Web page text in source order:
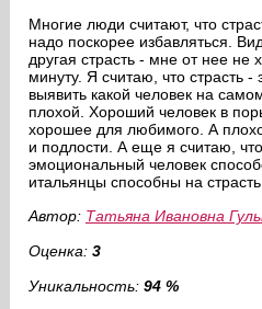
Многие люди считают, что
надо поскорее избавляться.
другая страсть - мне от нее не
минуту. Я считаю, что страсть
выявить какой человек на
плохой. Хороший человек в
хорошее для любимого. А
и подлости. А еще я считаю,
эмоциональный человек
итальянцы способны на
Автор: Татьяна Ивановна
Оценка: 3
Уникальность: 94 %